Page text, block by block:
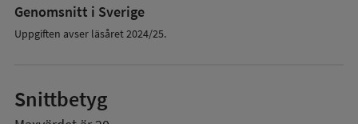
Genomsnitt i Sverige
Uppgiften avser läsåret 2024/25.
Snittbetyg